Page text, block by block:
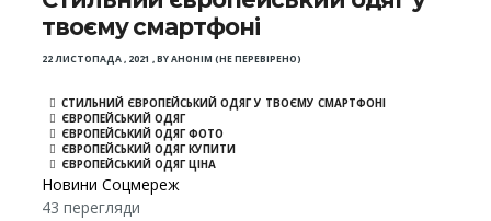
твоєму смартфоні
22 ЛИСТОПАДА , 2021 ,BYАНОНІМ (НЕ ПЕРЕВІРЕНО)
СТИЛЬНИЙ ЄВРОПЕЙСЬКИЙ ОДЯГ У ТВОЄМУ СМАРТФОНІ
ЄВРОПЕЙСЬКИЙ ОДЯГ
ЄВРОПЕЙСЬКИЙ ОДЯГ ФОТО
ЄВРОПЕЙСЬКИЙ ОДЯГ КУПИТИ
ЄВРОПЕЙСЬКИЙ ОДЯГ ЦІНА
Новини Соцмереж
43 перегляди